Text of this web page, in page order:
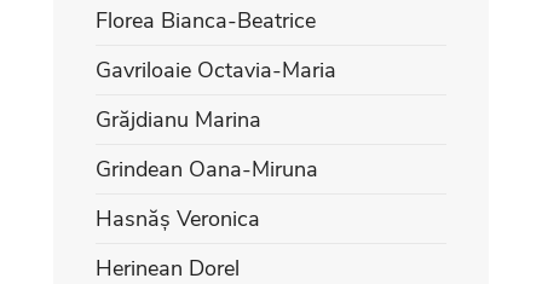
Florea Bianca-Beatrice
Gavriloaie Octavia-Maria
Grăjdianu Marina
Grindean Oana-Miruna
Hasnăș Veronica
Herinean Dorel